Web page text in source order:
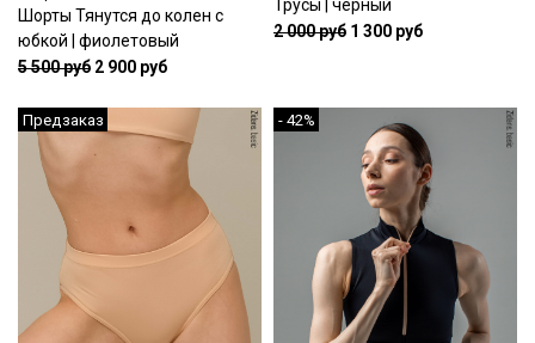
Шорты Тянутся до колен с
юбкой | фиолетовый
5 500 руб 2 900 руб
Трусы | черный
2 000 руб 1 300 руб
Предзаказ - 42%